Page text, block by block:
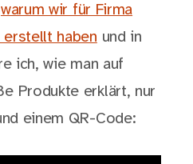
warum wir für Firma
erstellt haben und in
ich, wie man auf
Produkte erklärt, nur
einem QR-Code: